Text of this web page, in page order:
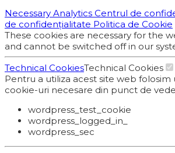
Necessary Analytics Centrul de
de confidențialitate Politica de Cookie
These cookies are necessary for the
and cannot be switched off in our
Technical CookiesTechnical Cookies
Pentru a utiliza acest site web
cookie-uri necesare din punct de
wordpress_test_cookie
wordpress_logged_in_
wordpress_sec